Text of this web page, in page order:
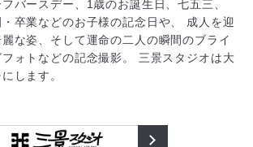
バースデー、1歳のお誕生日、七五三、
卒業などのお子様の記念日や、
成人を迎
な姿、そして運命の二人の瞬間のブライ
ォトなどの記念撮影。
三景スタジオは大
します。
三景スタジオ